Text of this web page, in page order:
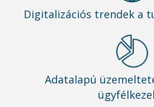
Digitalizációs trendek a
Adatalapú